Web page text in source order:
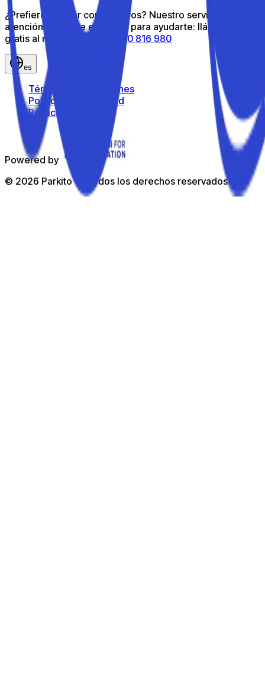
¿Prefieres hablar con nosotros? Nuestro servicio de
atención al cliente está aquí para ayudarte: llámanos
gratis al número gratuito
800 816 980
es
Términos y condiciones
Política de privacidad
Política de cookies
Powered by
© 2026 Parkito — Todos los derechos reservados